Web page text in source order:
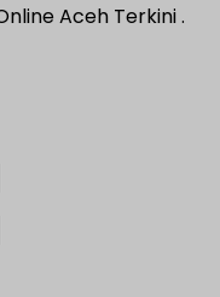
Aceh Terkini .